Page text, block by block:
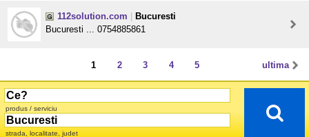
112solution.com
Bucuresti
Bucuresti ... 0754885861
ultima
1 2 3 4 5
produs / serviciu
strada, localitate, judet